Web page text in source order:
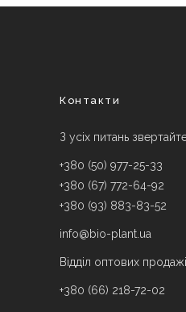
Контакти
З усіх питань
+380 (50) 977-25-33
+380 (67) 772-64-92
+380 (93) 883-83-52
info@bio-plant.ua
Відділ оптових
+380 (66) 218-72-02